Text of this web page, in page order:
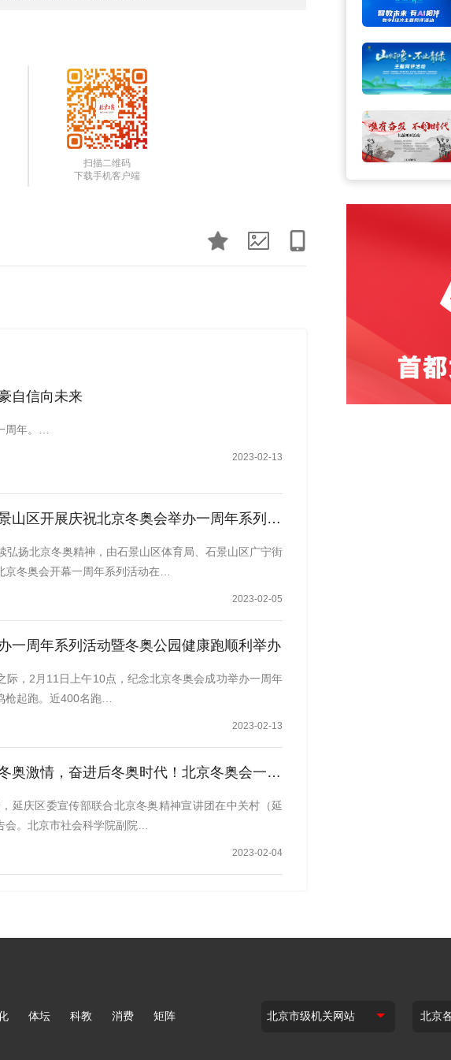
扫描二维码
下载手机客户端
自信向未来
周年。…
2023-02-13
区开展庆祝北京冬奥会举办一周年系列活动
弘扬北京冬奥精神，由石景山区体育局、石景山区广宁街
冬奥会开幕一周年系列活动在…
2023-02-05
一周年系列活动暨冬奥公园健康跑顺利举办
际，2月11日上午10点，纪念北京冬奥会成功举办一周年
枪起跑。近400名跑…
2023-02-13
奥时代！北京冬奥会一周年专场报告会激发建设最美冬奥城的强大力量
延庆区委宣传部联合北京冬奥精神宣讲团在中关村（延
。北京市社会科学院副院…
2023-02-04
体坛 科教 消费 矩阵